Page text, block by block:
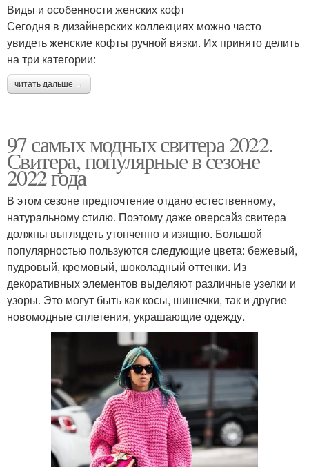
Виды и особенности женских кофт
Сегодня в дизайнерских коллекциях можно часто
увидеть женские кофты ручной вязки. Их принято делить
на три категории:
читать дальше →
97 самых модных свитера 2022.
Свитера, популярные в сезоне
2022 года
В этом сезоне предпочтение отдано естественному,
натуральному стилю. Поэтому даже оверсайз свитера
должны выглядеть утонченно и изящно. Большой
популярностью пользуются следующие цвета: бежевый,
пудровый, кремовый, шоколадный оттенки. Из
декоративных элементов выделяют различные узелки и
узоры. Это могут быть как косы, шишечки, так и другие
новомодные сплетения, украшающие одежду.